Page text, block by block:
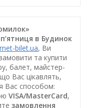
в Будинок
bilet.ua, Ви
та купити
балет, майстер-
Вас цікавлять,
Вас способом:
VISA/MasterCard,
замовлення